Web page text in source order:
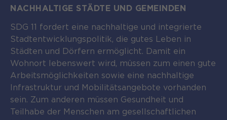
NACHHALTIGE STÄDTE UND GEMEINDEN
SDG 11 fordert eine nachhaltige und integrierte
Stadtentwicklungspolitik, die gutes Leben in
Städten und Dörfern ermöglicht. Damit ein
Wohnort lebenswert wird, müssen zum einen gute
Arbeitsmöglichkeiten sowie eine nachhaltige
Infrastruktur und Mobilitätsangebote vorhanden
sein. Zum anderen müssen Gesundheit und
Teilhabe der Menschen am gesellschaftlichen